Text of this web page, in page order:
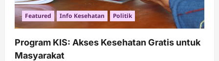
Featured Info Kesehatan Politik
Program KIS: Akses Kesehatan Gratis untuk
Masyarakat